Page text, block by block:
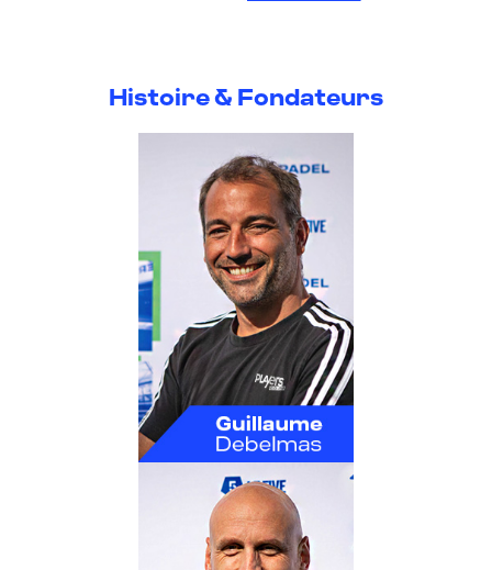
Histoire & Fondateurs